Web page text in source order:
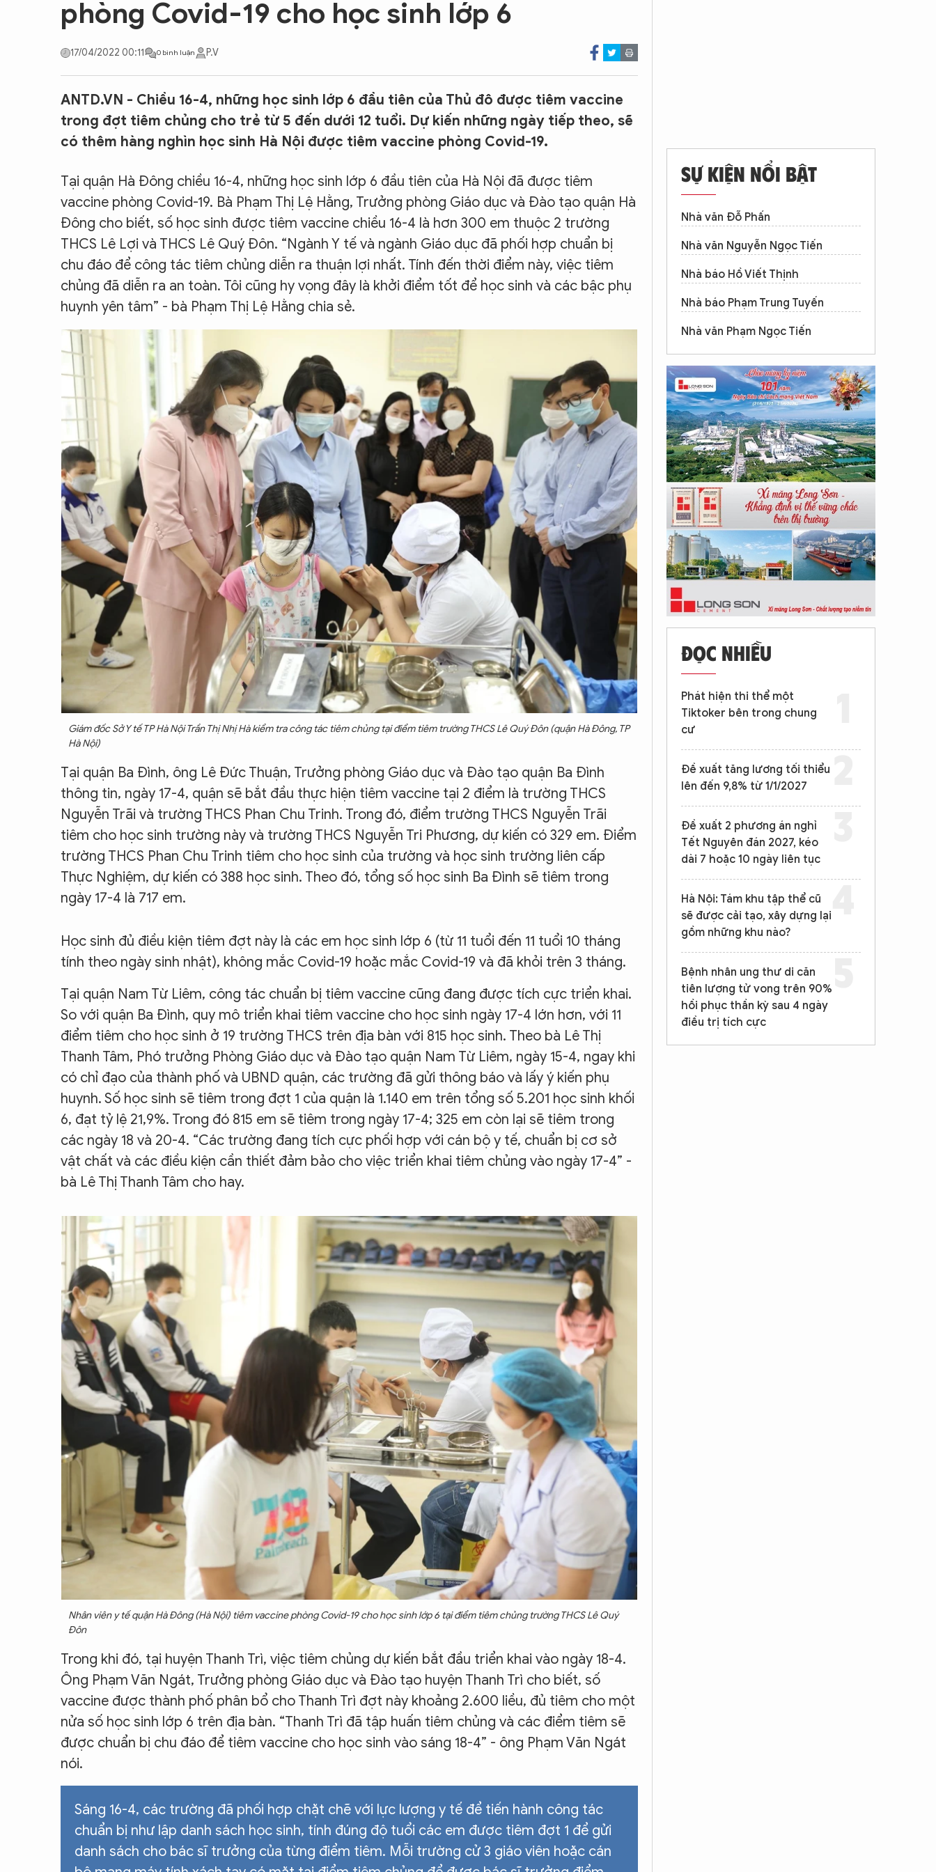
CON ĐƯỜNG KHỞI NGHIỆP
phòng Covid-19 cho học sinh lớp 6
17/04/2022 00:11 0 bình luận P.V
ANTD.VN - Chiều 16-4, những học sinh lớp 6 đầu tiên của Thủ đô được tiêm vaccine
trong đợt tiêm chủng cho trẻ từ 5 đến dưới 12 tuổi. Dự kiến những ngày tiếp theo, sẽ
có thêm hàng nghìn học sinh Hà Nội được tiêm vaccine phòng Covid-19.
Tại quận Hà Đông chiều 16-4, những học sinh lớp 6 đầu tiên của Hà Nội đã được tiêm
vaccine phòng Covid-19. Bà Phạm Thị Lệ Hằng, Trưởng phòng Giáo dục và Đào tạo quận Hà
Đông cho biết, số học sinh được tiêm vaccine chiều 16-4 là hơn 300 em thuộc 2 trường
THCS Lê Lợi và THCS Lê Quý Đôn. “Ngành Y tế và ngành Giáo dục đã phối hợp chuẩn bị
chu đáo để công tác tiêm chủng diễn ra thuận lợi nhất. Tính đến thời điểm này, việc tiêm
chủng đã diễn ra an toàn. Tôi cũng hy vọng đây là khởi điểm tốt để học sinh và các bậc phụ
huynh yên tâm” - bà Phạm Thị Lệ Hằng chia sẻ.
Giám đốc Sở Y tế TP Hà Nội Trần Thị Nhị Hà kiểm tra công tác tiêm chủng tại điểm tiêm trường THCS Lê Quý Đôn (quận Hà Đông, TP
Hà Nội)
Tại quận Ba Đình, ông Lê Đức Thuận, Trưởng phòng Giáo dục và Đào tạo quận Ba Đình
thông tin, ngày 17-4, quận sẽ bắt đầu thực hiện tiêm vaccine tại 2 điểm là trường THCS
Nguyễn Trãi và trường THCS Phan Chu Trinh. Trong đó, điểm trường THCS Nguyễn Trãi
tiêm cho học sinh trường này và trường THCS Nguyễn Tri Phương, dự kiến có 329 em. Điểm
trường THCS Phan Chu Trinh tiêm cho học sinh của trường và học sinh trường liên cấp
Thực Nghiệm, dự kiến có 388 học sinh. Theo đó, tổng số học sinh Ba Đình sẽ tiêm trong
ngày 17-4 là 717 em.
Học sinh đủ điều kiện tiêm đợt này là các em học sinh lớp 6 (từ 11 tuổi đến 11 tuổi 10 tháng
tính theo ngày sinh nhật), không mắc Covid-19 hoặc mắc Covid-19 và đã khỏi trên 3 tháng.
Tại quận Nam Từ Liêm, công tác chuẩn bị tiêm vaccine cũng đang được tích cực triển khai.
So với quận Ba Đình, quy mô triển khai tiêm vaccine cho học sinh ngày 17-4 lớn hơn, với 11
điểm tiêm cho học sinh ở 19 trường THCS trên địa bàn với 815 học sinh. Theo bà Lê Thị
Thanh Tâm, Phó trưởng Phòng Giáo dục và Đào tạo quận Nam Từ Liêm, ngày 15-4, ngay khi
có chỉ đạo của thành phố và UBND quận, các trường đã gửi thông báo và lấy ý kiến phụ
huynh. Số học sinh sẽ tiêm trong đợt 1 của quận là 1.140 em trên tổng số 5.201 học sinh khối
6, đạt tỷ lệ 21,9%. Trong đó 815 em sẽ tiêm trong ngày 17-4; 325 em còn lại sẽ tiêm trong
các ngày 18 và 20-4. “Các trường đang tích cực phối hợp với cán bộ y tế, chuẩn bị cơ sở
vật chất và các điều kiện cần thiết đảm bảo cho việc triển khai tiêm chủng vào ngày 17-4” -
bà Lê Thị Thanh Tâm cho hay.
Nhân viên y tế quận Hà Đông (Hà Nội) tiêm vaccine phòng Covid-19 cho học sinh lớp 6 tại điểm tiêm chủng trường THCS Lê Quý
Đôn
Trong khi đó, tại huyện Thanh Trì, việc tiêm chủng dự kiến bắt đầu triển khai vào ngày 18-4.
Ông Phạm Văn Ngát, Trưởng phòng Giáo dục và Đào tạo huyện Thanh Trì cho biết, số
vaccine được thành phố phân bổ cho Thanh Trì đợt này khoảng 2.600 liều, đủ tiêm cho một
nửa số học sinh lớp 6 trên địa bàn. “Thanh Trì đã tập huấn tiêm chủng và các điểm tiêm sẽ
được chuẩn bị chu đáo để tiêm vaccine cho học sinh vào sáng 18-4” - ông Phạm Văn Ngát
nói.
Sáng 16-4, các trường đã phối hợp chặt chẽ với lực lượng y tế để tiến hành công tác
chuẩn bị như lập danh sách học sinh, tính đúng độ tuổi các em được tiêm đợt 1 để gửi
danh sách cho bác sĩ trưởng của từng điểm tiêm. Mỗi trường cử 3 giáo viên hoặc cán
SỰ KIỆN NỔI BẬT
Nhà văn Đỗ Phấn
Nhà văn Nguyễn Ngọc Tiến
Nhà báo Hồ Viết Thịnh
Nhà báo Phạm Trung Tuyến
Nhà văn Phạm Ngọc Tiến
ĐỌC NHIỀU
Phát hiện thi thể một
Tiktoker bên trong chung
cư
Đề xuất tăng lương tối thiểu
lên đến 9,8% từ 1/1/2027
Đề xuất 2 phương án nghỉ
Tết Nguyên đán 2027, kéo
dài 7 hoặc 10 ngày liên tục
Hà Nội: Tám khu tập thể cũ
sẽ được cải tạo, xây dựng lại
gồm những khu nào?
Bệnh nhân ung thư di căn
tiên lượng tử vong trên 90%
hồi phục thần kỳ sau 4 ngày
điều trị tích cực